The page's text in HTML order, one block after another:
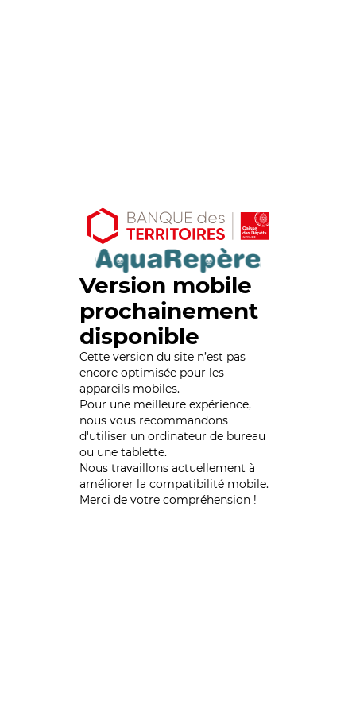
Version mobile
prochainement
disponible
Cette version du site n’est pas
encore optimisée pour les
appareils mobiles.
Pour une meilleure expérience,
nous vous recommandons
d'utiliser un ordinateur de bureau
ou une tablette.
Nous travaillons actuellement à
améliorer la compatibilité mobile.
Merci de votre compréhension !